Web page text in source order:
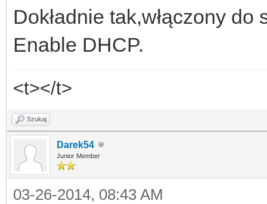
Dokładnie tak,włączony
Enable DHCP.
<t></t>
Szukaj
Darek54
Junior Member
03-26-2014, 08:43 AM